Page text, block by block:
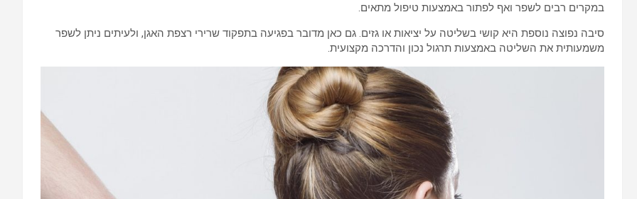
במקרים רבים לשפר ואף לפתור באמצעות טיפול מתאים.
סיבה נפוצה נוספת היא קושי בשליטה על יציאות או גזים. גם כאן מדובר בפגיעה בתפקוד שרירי רצפת האגן, ולעיתים ניתן לשפר
משמעותית את השליטה באמצעות תרגול נכון והדרכה מקצועית.